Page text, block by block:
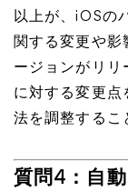
以上が、iOSの
関する変更や影
ージョンがリリ
に対する変更点
法を調整するこ
質問4：自